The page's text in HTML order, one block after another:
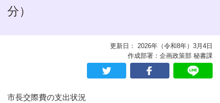
分）
更新日： 2026年（令和8年）3月4日
作成部署：企画政策部 秘書課
市長交際費の支出状況